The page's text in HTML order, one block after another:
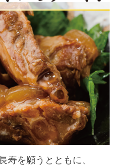
寿を願うとともに、